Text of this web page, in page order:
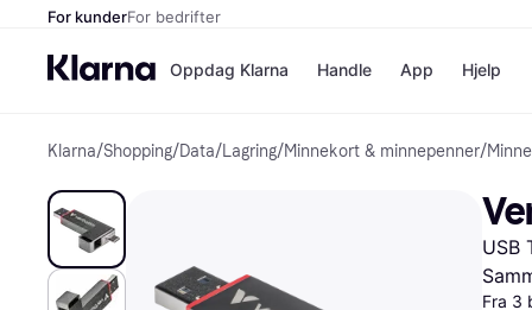
For kunderFor bedrifter
Oppdag Klarna
Betal nå
Betal i 3 deler
Betal innen
Finansiering
Handle
Butikker
App Hjelp
Klarna/Shopping/Data/Lagring/Minnekort & minnepenner/
USB
Fra 3